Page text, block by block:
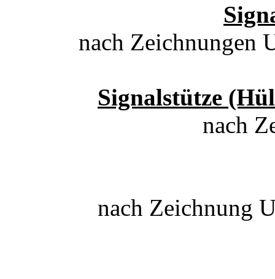
nach Zeichnungen
Signalstütze
nach
nach Zeichnung